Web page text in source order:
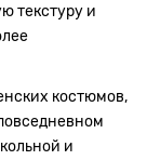
текстуру и
костюмов,
и